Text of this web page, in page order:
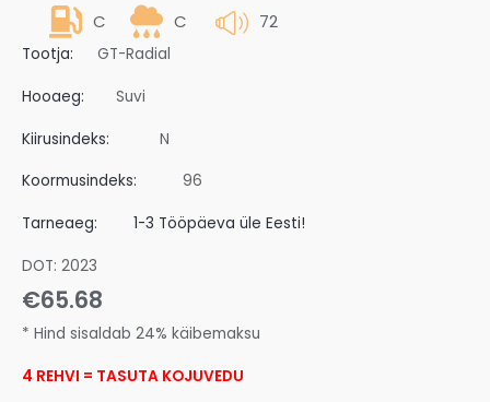
C C 72
Tootja: GT-Radial
Hooaeg: Suvi
Kiirusindeks: N
Koormusindeks: 96
Tarneaeg: 1-3 Tööpäeva üle Eesti!
DOT: 2023
€65.68
* Hind sisaldab 24% käibemaksu
4 REHVI = TASUTA KOJUVEDU